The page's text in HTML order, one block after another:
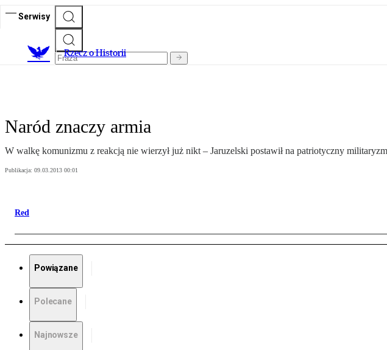
Serwisy
Rzecz o Historii
Naród znaczy armia
W walkę komunizmu z reakcją nie wierzył już nikt – Jaruzelski postawił na patriotyczny militaryzm
Publikacja: 09.03.2013 00:01
Red
Powiązane
Polecane
Najnowsze